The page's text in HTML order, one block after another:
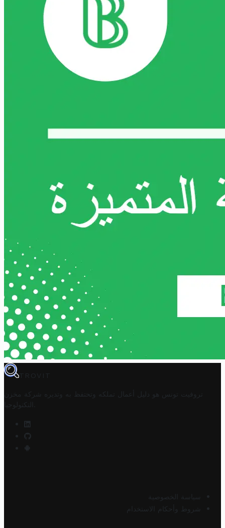
TROVIT
تروفيت تونس هو دليل أعمال تملكه وتحتفظ به وتديره
شركة مخزن
التكنولوجيا
سياسة الخصوصية
شروط وأحكام الاستخدام